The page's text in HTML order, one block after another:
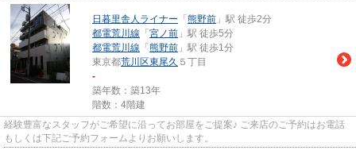
日暮里舎人ライナー 「 熊野前 」駅 徒歩2分
都電荒川線 「 宮ノ前 」駅 徒歩5分
都電荒川線 「 熊野前 」駅 徒歩1分
東京都荒川区東尾久 ５丁目
-
築年数：築13年
階数：4階建
経験豊富なスタッフがご希望に沿ってお部屋をご提案♪ ご来店のご予約はお電話
もしくは下記ご予約フォームよりお願いします。